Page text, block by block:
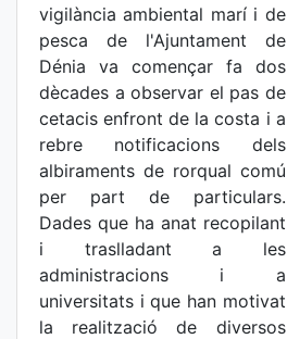
vigilància ambiental marí i de
pesca de l'Ajuntament de
Dénia va començar fa dos
dècades a observar el pas de
cetacis enfront de la costa i a
rebre notificacions dels
albiraments de rorqual comú
per part de particulars.
Dades que ha anat recopilant
i traslladant a les
administracions i a
universitats i que han motivat
la realització de diversos